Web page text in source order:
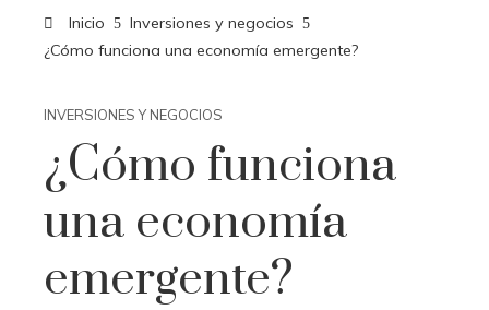
Inicio
Inversiones y negocios
¿Cómo funciona una economía emergente?
INVERSIONES Y NEGOCIOS
¿Cómo funciona
una economía
emergente?